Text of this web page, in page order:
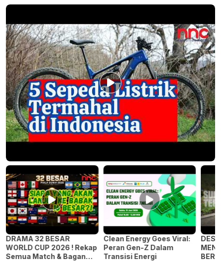
DRAMA 32 BESAR
WORLD CUP 2026 ! Rekap
Semua Match & Bagan
Clean Energy Goes Viral:
Peran Gen-Z Dalam
Transisi Energi